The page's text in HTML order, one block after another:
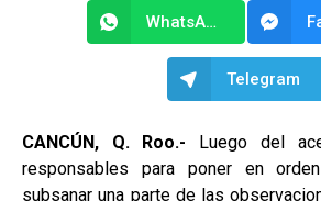
WhatsApp
Telegram
CANCÚN, Q. Roo.- Luego del
responsables para poner en
subsanar una parte de las